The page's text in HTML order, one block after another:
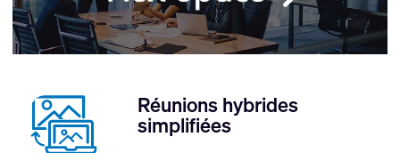
Réunions hybrides
simplifiées